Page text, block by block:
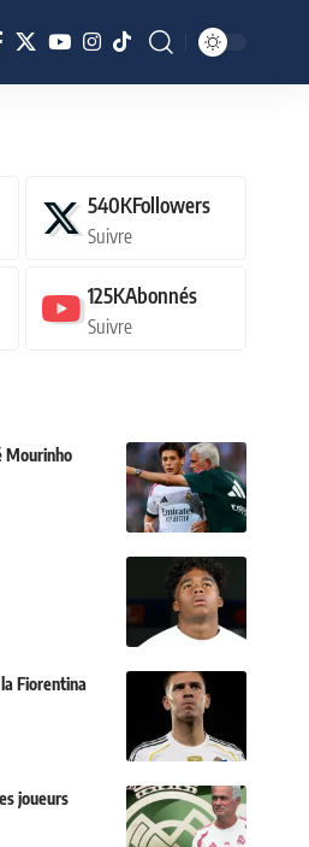
540KFollowers
Suivre
125KAbonnés
Suivre
Mourinho
Fiorentina
joueurs